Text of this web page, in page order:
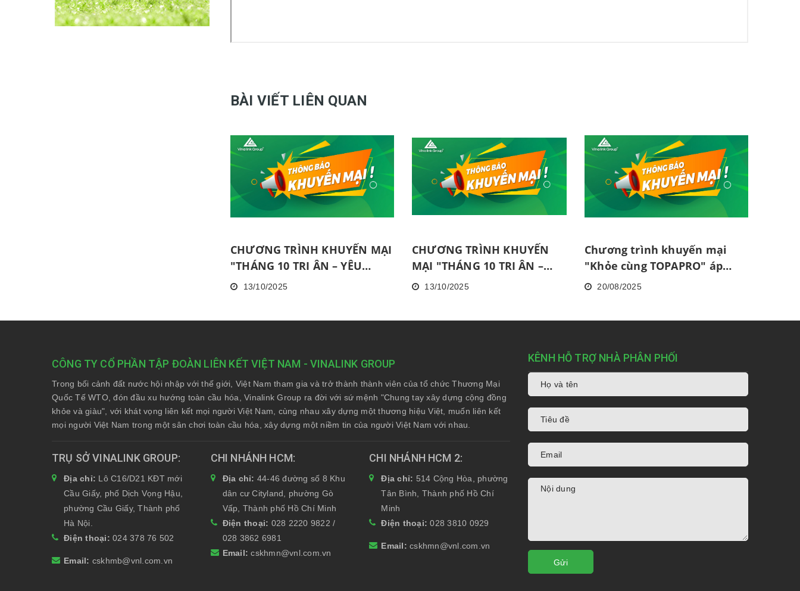
BÀI VIẾT LIÊN QUAN
CHƯƠNG TRÌNH KHUYẾN MẠI
"THÁNG 10 TRI ÂN – YÊU
THƯƠNG LAN TỎA 1" ÁP
13/10/2025
CHƯƠNG TRÌNH KHUYẾN
MẠI "THÁNG 10 TRI ÂN –
YÊU THƯƠNG LAN TỎA" ÁP
13/10/2025
Chương trình khuyến mại
"Khỏe cùng TOPAPRO" áp
dụng tại TP. Hà Nội
20/08/2025
CÔNG TY CỔ PHẦN TẬP ĐOÀN LIÊN KẾT VIỆT NAM - VINALINK GROUP
Trong bối cảnh đất nước hội nhập với thế giới, Việt Nam tham gia và trở thành thành viên của tổ chức Thương Mại
Quốc Tế WTO, đón đầu xu hướng toàn cầu hóa, Vinalink Group ra đời với sứ mệnh "Chung tay xây dựng cộng đồng
khỏe và giàu", với khát vọng liên kết mọi người Việt Nam, cùng nhau xây dựng một thương hiệu Việt, muốn liên kết
mọi người Việt Nam trong một sân chơi toàn cầu hóa, xây dựng một niềm tin của người Việt Nam với nhau.
TRỤ SỞ VINALINK GROUP
Địa chỉ: Lô C16/D21 KĐT mới
Cầu Giấy, phố Dịch Vọng Hậu,
phường Cầu Giấy, Thành phố
Hà Nội.
Điện thoại: 024 378 76 502
Email: cskhmb@vnl.com.vn
CHI NHÁNH HCM
Địa chỉ: 44-46 đường số 8 Khu
dân cư Cityland, phường Gò
Vấp, Thành phố Hồ Chí Minh
Điện thoại: 028 2220 9822 /
028 3862 6981
Email:cskhmn@vnl.com.vn
CHI NHÁNH HCM 2
Địa chỉ: 514 Cộng Hòa, phường
Tân Bình, Thành phố Hồ Chí
Minh
Điện thoại:028 3810 0929
Email:cskhmn@vnl.com.vn
KÊNH HỖ TRỢ NHÀ PHÂN PHỐI
Gửi